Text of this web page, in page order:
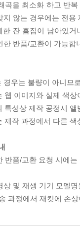
곡을 최소화 하고 반
지 않는 경우에는 전
한 잔 흠집이 남아있
한 반품/교환이 가능합
경우는 불량이 아니므
웹 이미지와 실제 색
특성상 제작 공정시
제작 과정에서 다른
반품/교환 요청 시에
상 및 재생 기기 모델
과정에서 재킷에 손